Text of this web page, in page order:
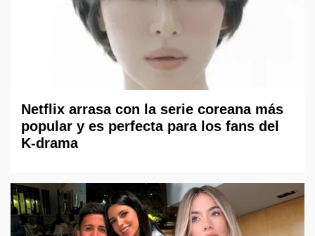
Netflix arrasa con la serie coreana más
popular y es perfecta para los fans del
K-drama